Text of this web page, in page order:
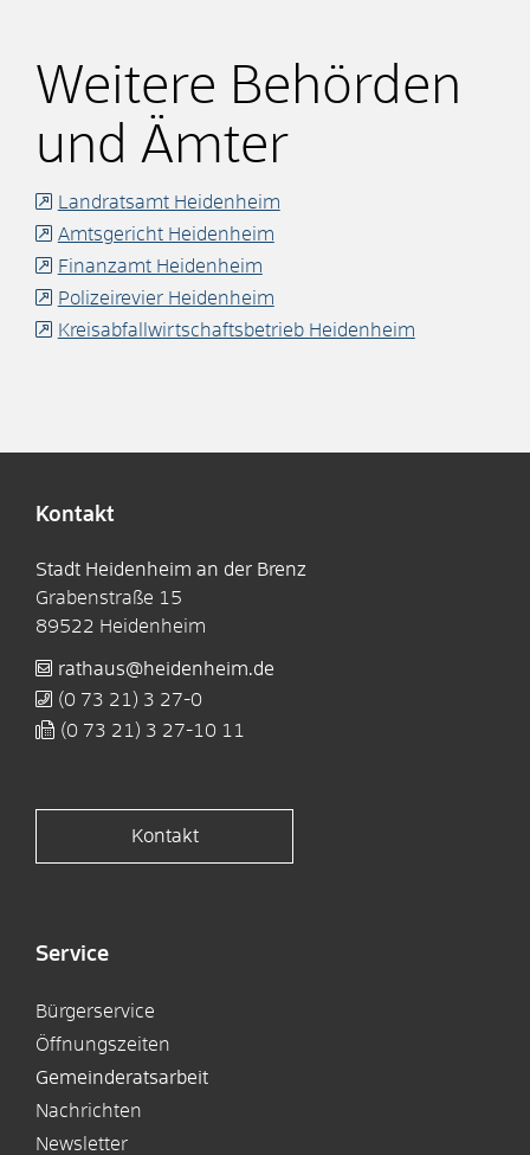
Weitere Behörden
und Ämter
Landratsamt Heidenheim
Amtsgericht Heidenheim
Finanzamt Heidenheim
Polizeirevier Heidenheim
Kreisabfallwirtschaftsbetrieb Heidenheim
Kontakt
Stadt Heidenheim an der Brenz
Grabenstraße 15
89522 Heidenheim
rathaus@heidenheim.de
(0 73 21) 3 27-0
(0 73 21) 3 27-10 11
Kontakt
Service
Bürgerservice
Öffnungszeiten
Gemeinderatsarbeit
Nachrichten
Newsletter